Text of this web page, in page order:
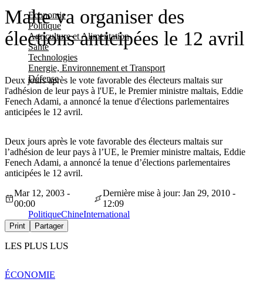
Economie
Politique
Agriculture et Alimentation
Santé
Technologies
Energie, Environnement et Transport
Défense
Malte va organiser des
élections anticipées le 12 avril
Deux jours après le vote favorable des électeurs maltais sur
l'adhésion de leur pays à l'UE, le Premier ministre maltais, Eddie
Fenech Adami, a annoncé la tenue d'élections parlementaires
anticipées le 12 avril.
Deux jours après le vote favorable des électeurs maltais sur
l’adhésion de leur pays à l’UE, le Premier ministre maltais, Eddie
Fenech Adami, a annoncé la tenue d’élections parlementaires
anticipées le 12 avril.
Mar 12, 2003 -
00:00
Dernière mise à jour: Jan 29, 2010 -
12:09
PolitiqueChineInternational
Print Partager
LES PLUS LUS
ÉCONOMIE